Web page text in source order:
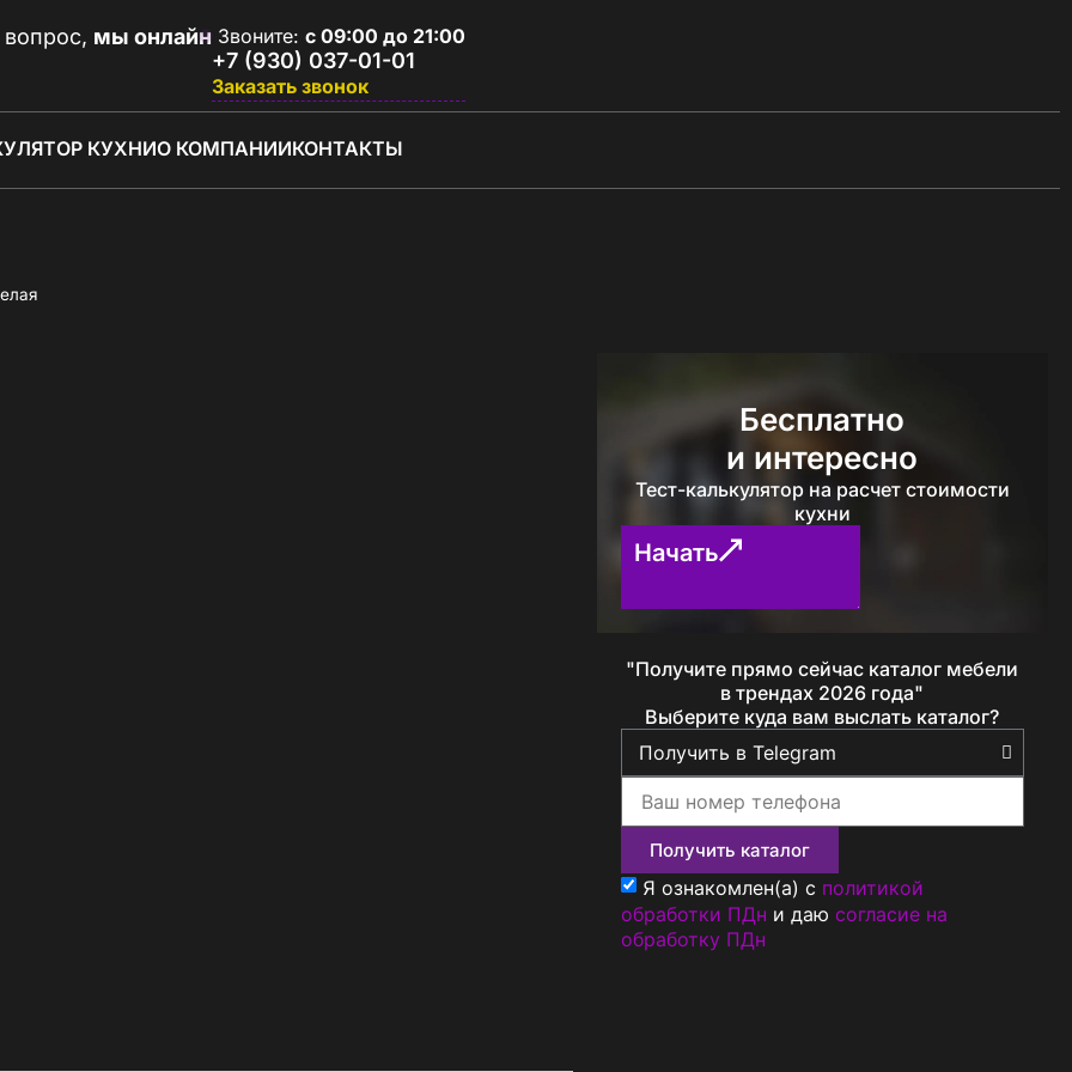
вопрос, мы онлайн Звоните: с 09:00 до 21:00
+7 (930) 037-01-01
Заказать звонок
КУХНИО КОМПАНИИКОНТАКТЫ
Бесплатно
и интересно
Тест-калькулятор на расчет стоимости
кухни
Начать
"Получите прямо сейчас каталог мебели
в трендах 2026 года"
Выберите куда вам выслать каталог?
Получить каталог
Я ознакомлен(а) с политикой
обработки ПДн и даю согласие на
обработку ПДн
Определение...